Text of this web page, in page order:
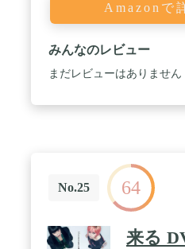
Amazonで
みんなのレビュー
まだレビューはありません
No.25 64
来る